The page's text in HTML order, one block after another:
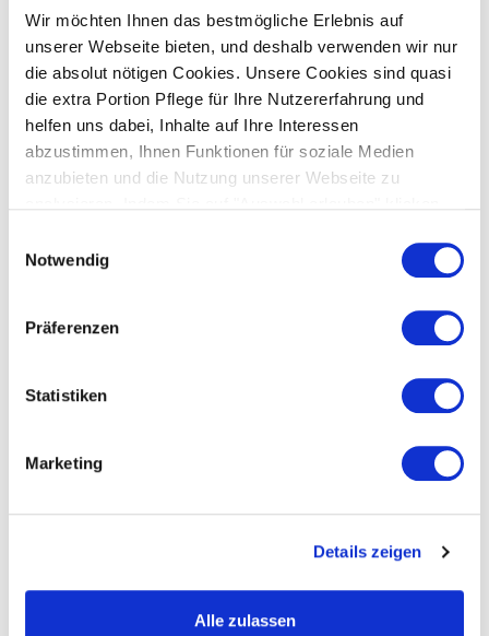
Wir möchten Ihnen das bestmögliche Erlebnis auf
unserer Webseite bieten, und deshalb verwenden wir nur
die absolut nötigen Cookies. Unsere Cookies sind quasi
die extra Portion Pflege für Ihre Nutzererfahrung und
helfen uns dabei, Inhalte auf Ihre Interessen
abzustimmen, Ihnen Funktionen für soziale Medien
anzubieten und die Nutzung unserer Webseite zu
unterstützen uns dabei, unsere Webseite kontinuierlich
Notwendig
Präferenzen
Statistiken
Marketing
Details zeigen
Alle zulassen